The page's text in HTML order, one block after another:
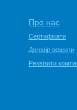
Про нас
Сертифікати
Договір оферти
Реквізити